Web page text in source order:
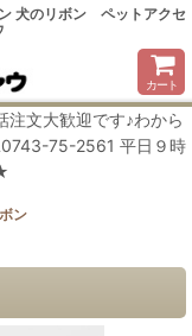
犬のリボン ペットアクセ
カート
注文大歓迎です♪わから
75-2561 平日９時
ン